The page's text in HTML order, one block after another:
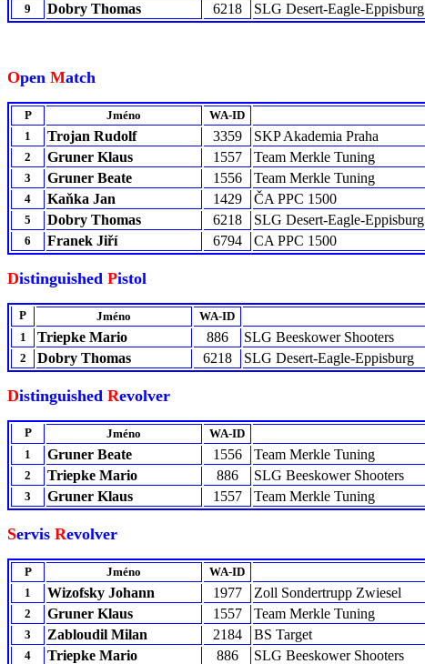
9 Dobry Thomas 6218 SLG Desert-Eagle-Eppisburg
Open Match
P Jméno WA-ID
1
Trojan Rudolf 3359 SKP Akademia Praha
2 Gruner Klaus 1557 Team Merkle Tuning
3 Gruner Beate 1556 Team Merkle Tuning
4 Kaňka Jan 1429 ČA PPC 1500
5 Dobry Thomas 6218 SLG Desert-Eagle-Eppisburg
6 Franek Jiří 6794 CA PPC 1500
Distinguished Pistol
P Jméno WA-ID
1
Triepke Mario 886 SLG Beeskower Shooters
2 Dobry Thomas 6218 SLG Desert-Eagle-Eppisburg
Distinguished Revolver
P Jméno WA-ID
1
Gruner Beate 1556 Team Merkle Tuning
2 Triepke Mario 886 SLG Beeskower Shooters
3 Gruner Klaus 1557 Team Merkle Tuning
Servis Revolver
P Jméno WA-ID
1
Wizofsky Johann 1977 Zoll Sondertrupp Zwiesel
2 Gruner Klaus 1557 Team Merkle Tuning
3 Zabloudil Milan 2184 BS Target
4 Triepke Mario 886 SLG Beeskower Shooters